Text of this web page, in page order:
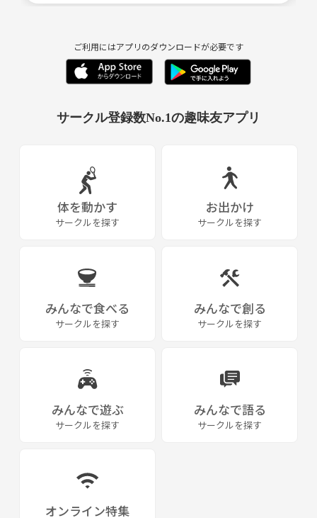
10月31日棒ノ折山
11/28大山三峰山
12/12伊予ヶ岳と千葉観光
2/19宝登山蝋梅登山
5/1三浦富士〜砲台山〜武山
6月12日日連アルプス
6月18日毛無山～十二ヶ岳
7月29,30日巻機山
8月26,27日乗鞍岳
8月28日ラフティング
※勧誘、過度なナンパ行為禁止
※神奈川県の同名サークルは同じサークルです
ご利用にはアプリのダウンロードが必要です
サークル登録数No.1の趣味友アプリ
体を動かす
サークルを探す
お出かけ
サークルを探す
みんなで食べる
サークルを探す
みんなで創る
サークルを探す
みんなで遊ぶ
サークルを探す
みんなで語る
サークルを探す
オンライン特集